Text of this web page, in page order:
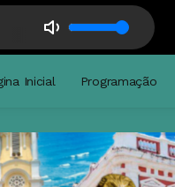
Love Songs com Léo Guedes
Inicial Programação